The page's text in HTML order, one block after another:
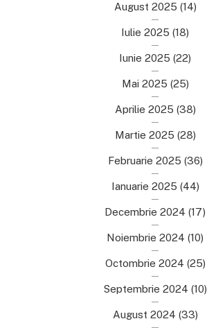
August 2025 (14)
Iulie 2025 (18)
Iunie 2025 (22)
Mai 2025 (25)
Aprilie 2025 (38)
Martie 2025 (28)
Februarie 2025 (36)
Ianuarie 2025 (44)
Decembrie 2024 (17)
Noiembrie 2024 (10)
Octombrie 2024 (25)
Septembrie 2024 (10)
August 2024 (33)